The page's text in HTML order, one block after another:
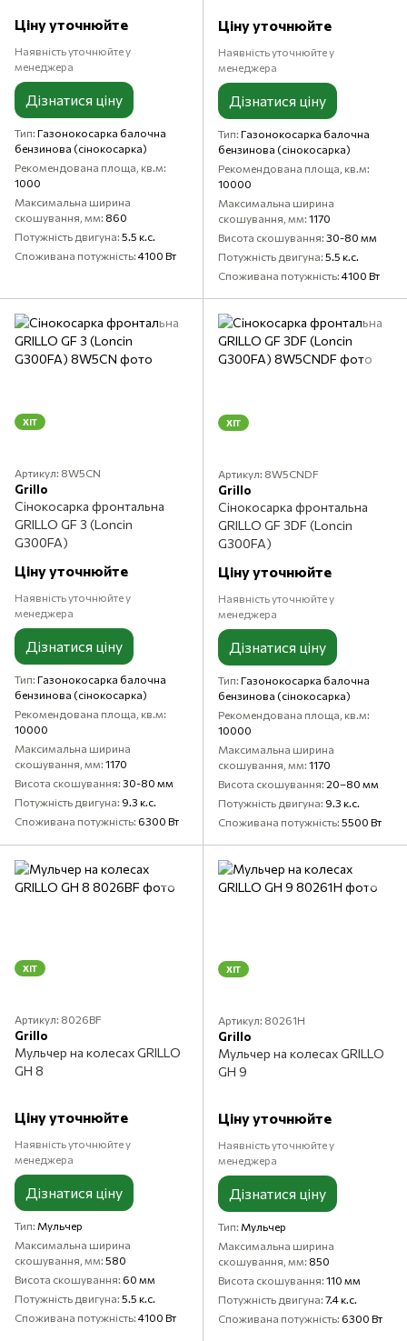
Ціну уточнюйте
Наявність уточнюйте у
менеджера
Дізнатися ціну
Тип Газонокосарка балочна
бензинова (сінокосарка)
Рекомендована площа, кв.м
1000
Максимальна ширина
скошування, мм 860
Потужність двигуна 5.5 к.с.
Споживана потужність 4100 Вт
Ціну уточнюйте
Наявність уточнюйте у
менеджера
Дізнатися ціну
Тип Газонокосарка балочна
бензинова (сінокосарка)
Рекомендована площа, кв.м
10000
Максимальна ширина
скошування, мм 1170
Висота скошування 30-80 мм
Потужність двигуна 5.5 к.с.
Споживана потужність 4100 Вт
ХІТ
Артикул: 8W5CN
Grillo
Сінокосарка фронтальна
GRILLO GF 3 (Loncin
G300FA)
Ціну уточнюйте
Наявність уточнюйте у
менеджера
Дізнатися ціну
Тип Газонокосарка балочна
бензинова (сінокосарка)
Рекомендована площа, кв.м
10000
Максимальна ширина
скошування, мм 1170
Висота скошування 30-80 мм
Потужність двигуна 9.3 к.с.
Споживана потужність 6300 Вт
ХІТ
Артикул: 8W5CNDF
Grillo
Сінокосарка фронтальна
GRILLO GF 3DF (Loncin
G300FA)
Ціну уточнюйте
Наявність уточнюйте у
менеджера
Дізнатися ціну
Тип Газонокосарка балочна
бензинова (сінокосарка)
Рекомендована площа, кв.м
10000
Максимальна ширина
скошування, мм 1170
Висота скошування 20–80 мм
Потужність двигуна 9.3 к.с.
Споживана потужність 5500 Вт
ХІТ
Артикул: 8026BF
Grillo
Мульчер на колесах GRILLO
GH 8
Ціну уточнюйте
Наявність уточнюйте у
менеджера
Дізнатися ціну
Тип Мульчер
Максимальна ширина
скошування, мм 580
Висота скошування 60 мм
Потужність двигуна 5.5 к.с.
Споживана потужність 4100 Вт
ХІТ
Артикул: 80261H
Grillo
Мульчер на колесах GRILLO
GH 9
Ціну уточнюйте
Наявність уточнюйте у
менеджера
Дізнатися ціну
Тип Мульчер
Максимальна ширина
скошування, мм 850
Висота скошування 110 мм
Потужність двигуна 7.4 к.с.
Споживана потужність 6300 Вт